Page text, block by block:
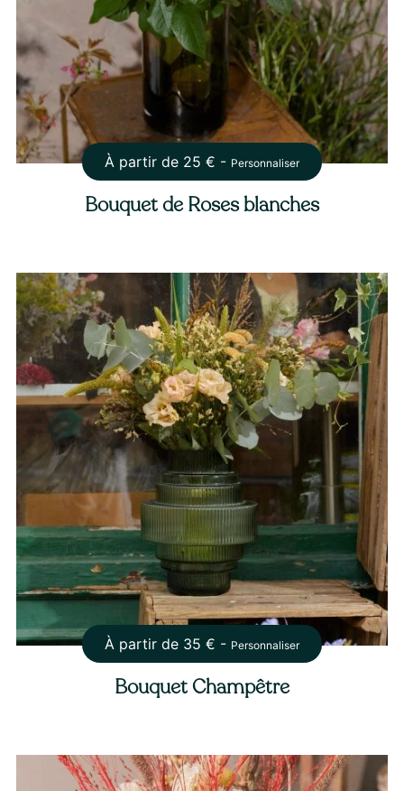
À partir de 25 € - Personnaliser
Bouquet de Roses blanches
À partir de 35 € - Personnaliser
Bouquet Champêtre